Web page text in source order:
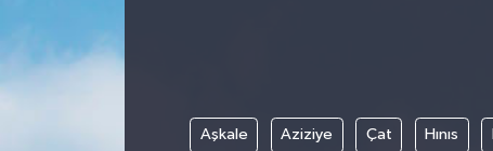
Aşkale Aziziye Çat Hınıs